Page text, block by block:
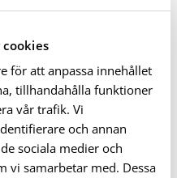
för att anpassa innehållet
tillhandahålla funktioner
vår trafik. Vi
och annan
sociala medier och
vi samarbetar med. Dessa
ska ha
uppfyller
och 5 meter